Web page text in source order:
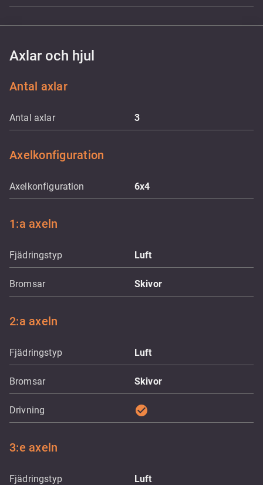
Axlar och hjul
Antal axlar
Antal axlar 3
Axelkonfiguration
Axelkonfiguration 6x4
1:a axeln
Fjädringstyp Luft
Bromsar Skivor
2:a axeln
Fjädringstyp Luft
Bromsar Skivor
Drivning check_circle
3:e axeln
Fjädringstyp Luft